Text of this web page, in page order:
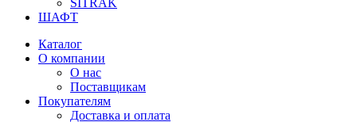
ШАФТ
Каталог
О компании
О нас
Поставщикам
Покупателям
Доставка и оплата